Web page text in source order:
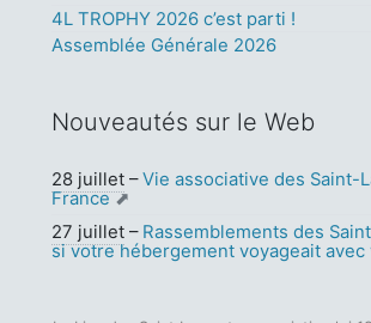
4L TROPHY 2026 c’est parti !
Assemblée Générale 2026
Nouveautés sur le Web
28 juillet –Vie associative des Saint-
France
27 juillet – Rassemblements des
si votre hébergement voyageait avec